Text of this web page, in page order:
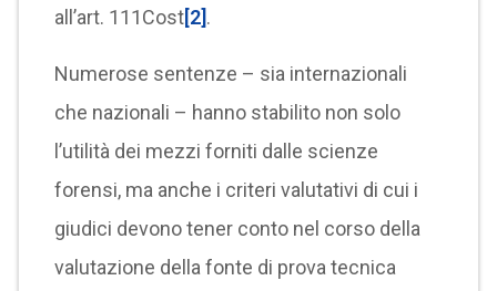
all’art. 111Cost[2].
Numerose sentenze – sia internazionali
che nazionali – hanno stabilito non solo
l’utilità dei mezzi forniti dalle scienze
forensi, ma anche i criteri valutativi di cui i
giudici devono tener conto nel corso della
valutazione della fonte di prova tecnica